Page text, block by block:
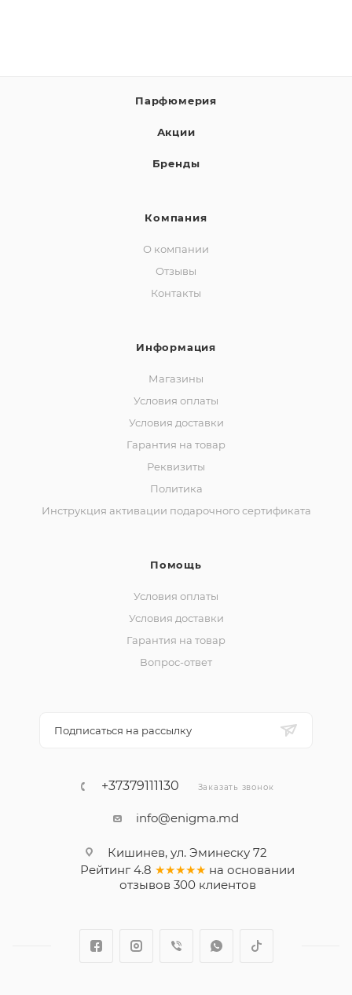
Парфюмерия
Акции
Бренды
Компания
О компании
Отзывы
Контакты
Информация
Магазины
Условия оплаты
Условия доставки
Гарантия на товар
Реквизиты
Политика
Инструкция активации подарочного сертификата
Помощь
Условия оплаты
Условия доставки
Гарантия на товар
Вопрос-ответ
Подписаться на рассылку
+37379111130 Заказать звонок
info@enigma.md
Кишинев, ул. Эминеску 72
Рейтинг 4.8 ★★★★★ на основании
отзывов 300клиентов